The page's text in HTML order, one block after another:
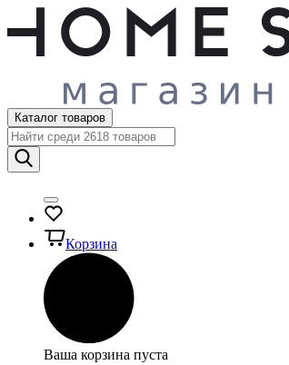
Каталог товаров
Корзина
Ваша корзина пуста